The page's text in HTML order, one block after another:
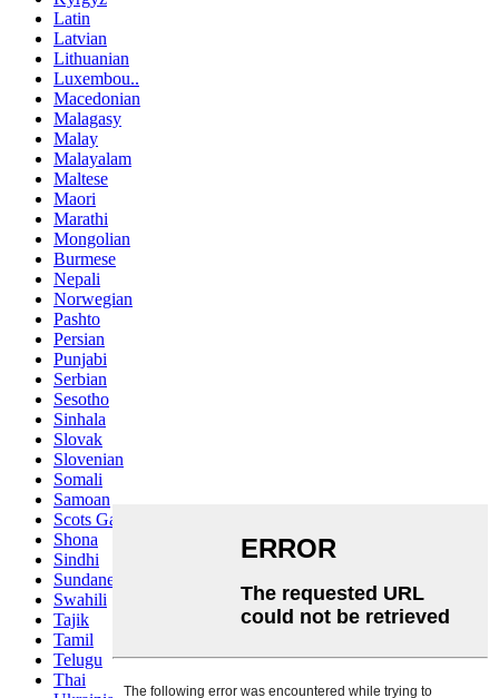
Latin
Latvian
Lithuanian
Luxembou..
Macedonian
Malagasy
Malay
Malayalam
Maltese
Maori
Marathi
Mongolian
Burmese
Nepali
Norwegian
Pashto
Persian
Punjabi
Serbian
Sesotho
Sinhala
Slovak
Slovenian
Somali
Samoan
Scots Gaelic
Shona
Sindhi
Sundanese
Swahili
Tajik
Tamil
Telugu
Thai